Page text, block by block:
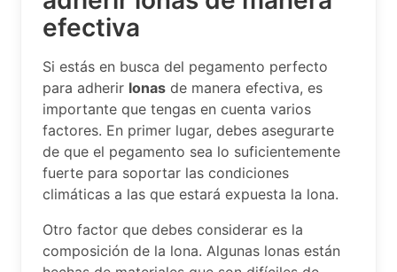
efectiva
Si estás en busca del pegamento perfecto
para adherir lonas de manera efectiva, es
importante que tengas en cuenta varios
factores. En primer lugar, debes asegurarte
de que el pegamento sea lo suficientemente
fuerte para soportar las condiciones
climáticas a las que estará expuesta la lona.
Otro factor que debes considerar es la
composición de la lona. Algunas lonas están